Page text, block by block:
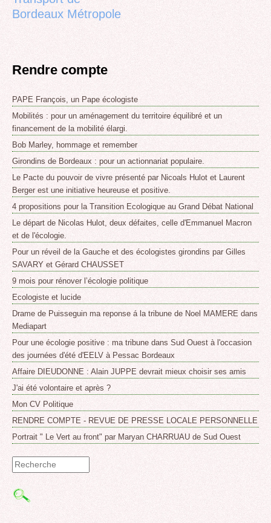
Bordeaux Métropole
Rendre compte
PAPE François, un Pape écologiste
Mobilités : pour un aménagement du territoire équilibré et un
financement de la mobilité élargi.
Bob Marley, hommage et remember
Girondins de Bordeaux : pour un actionnariat populaire.
Le Pacte du pouvoir de vivre présenté par Nicoals Hulot et Laurent
Berger est une initiative heureuse et positive.
4 propositions pour la Transition Ecologique au Grand Débat National
Le départ de Nicolas Hulot, deux défaites, celle d'Emmanuel Macron
et de l'écologie.
Pour un réveil de la Gauche et des écologistes girondins par Gilles
SAVARY et Gérard CHAUSSET
9 mois pour rénover l’écologie politique
Ecologiste et lucide
Drame de Puisseguin ma reponse á la tribune de Noel MAMERE dans
Mediapart
Pour une écologie positive : ma tribune dans Sud Ouest à l'occasion
des journées d'été d'EELV à Pessac Bordeaux
Affaire DIEUDONNE : Alain JUPPE devrait mieux choisir ses amis
J'ai été volontaire et après ?
Mon CV Politique
RENDRE COMPTE - REVUE DE PRESSE LOCALE PERSONNELLE
Portrait " Le Vert au front" par Maryan CHARRUAU de Sud Ouest
Formulaire
de
recherche